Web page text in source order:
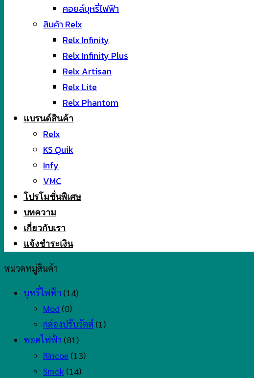
คอยล์บุหรี่ไฟฟ้า
สินค้า Relx
Relx Infinity
Relx Infinity Plus
Relx Artisan
Relx Lite
Relx Phantom
แบรนด์สินค้า
Relx
KS Quik
Infy
VMC
โปรโมชั่นพิเศษ
บทความ
เกี่ยวกับเรา
แจ้งชำระเงิน
หมวดหมู่สินค้า
บุหรี่ไฟฟ้า (14)
Mod (0)
กล่องปรับวัตต์ (1)
พอตไฟฟ้า (81)
Rincoe (13)
Smok (14)